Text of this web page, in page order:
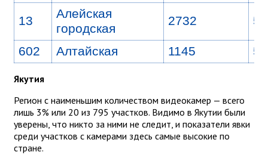
13
Алейская
городская
2732
602 Алтайская 1145
Якутия
Регион с наименьшим количеством видеокамер — всего
лишь 3% или 20 из 795 участков. Видимо в Якутии были
уверены, что никто за ними не следит, и показатели явки
среди участков с камерами здесь самые высокие по
стране.